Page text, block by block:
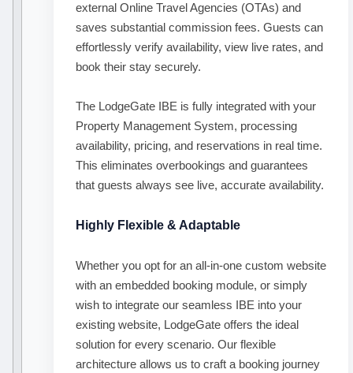
external Online Travel Agencies (OTAs) and
saves substantial commission fees. Guests can
effortlessly verify availability, view live rates, and
book their stay securely.
The LodgeGate IBE is fully integrated with your
Property Management System, processing
availability, pricing, and reservations in real time.
This eliminates overbookings and guarantees
that guests always see live, accurate availability.
Highly Flexible & Adaptable
Whether you opt for an all-in-one custom website
with an embedded booking module, or simply
wish to integrate our seamless IBE into your
existing website, LodgeGate offers the ideal
solution for every scenario. Our flexible
architecture allows us to craft a booking journey